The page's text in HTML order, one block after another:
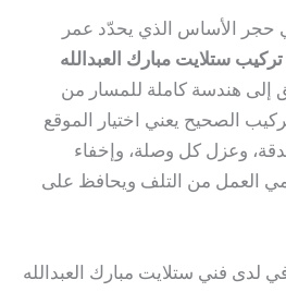
حجر الأساس الذي يحدّد عمر
ستلايت مبارك العبدالله
إلى هندسة كاملة للمسار من
الصحيح يعني اختيار الموقع
وعزل كل وصلة، وإخفاء
العمل من التلف ويحافظ على
لدى فني ستلايت مبارك العبدالله